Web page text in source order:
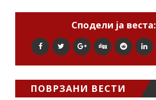
Сподели ја веста:
ПОВРЗАНИ ВЕСТИ